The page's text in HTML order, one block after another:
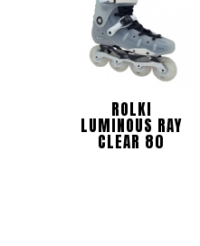
ROLKI
LUMINOUS RAY
CLEAR 80